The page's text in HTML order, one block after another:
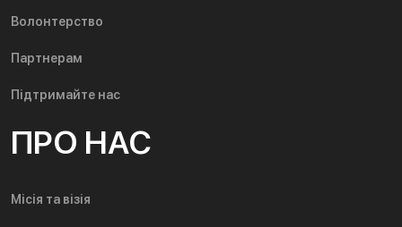
Волонтерство
Партнерам
Підтримайте нас
ПРО НАС
Місія та візія